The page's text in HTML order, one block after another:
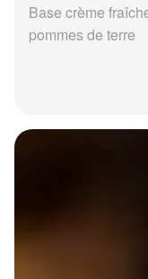
Base crème
pommes de terre